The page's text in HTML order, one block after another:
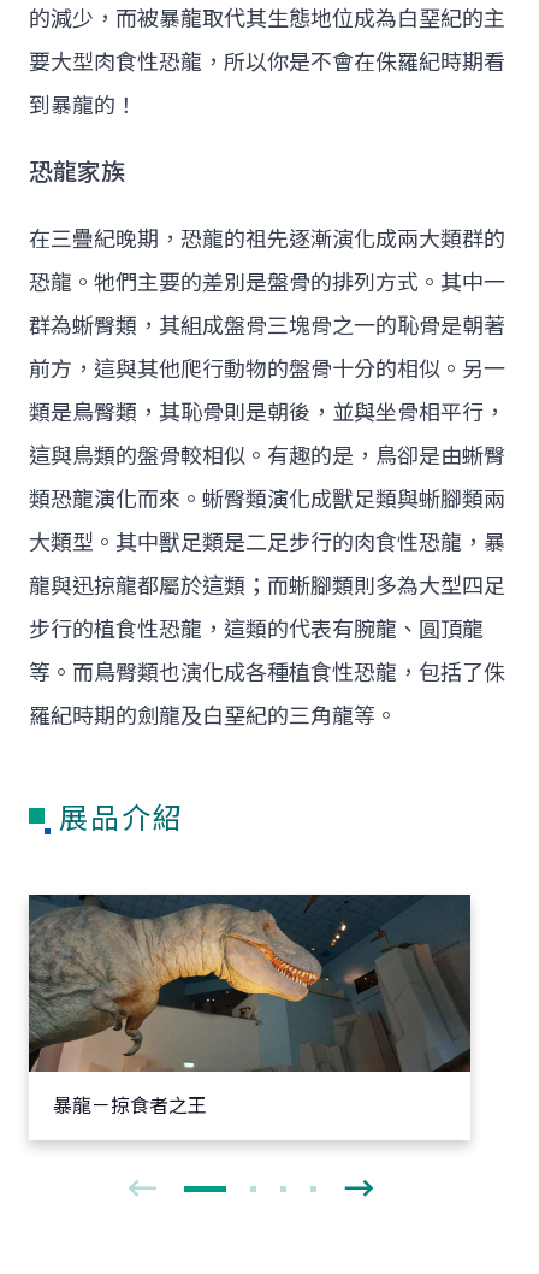
的減少，而被暴龍取代其生態地位成為白堊紀的主
要大型肉食性恐龍，所以你是不會在侏羅紀時期看
到暴龍的！
恐龍家族
在三疊紀晚期，恐龍的祖先逐漸演化成兩大類群的
恐龍。牠們主要的差別是盤骨的排列方式。其中一
群為蜥臀類，其組成盤骨三塊骨之一的恥骨是朝著
前方，這與其他爬行動物的盤骨十分的相似。另一
類是鳥臀類，其恥骨則是朝後，並與坐骨相平行，
這與鳥類的盤骨較相似。有趣的是，鳥卻是由蜥臀
類恐龍演化而來。蜥臀類演化成獸足類與蜥腳類兩
大類型。其中獸足類是二足步行的肉食性恐龍，暴
龍與迅掠龍都屬於這類；而蜥腳類則多為大型四足
步行的植食性恐龍，這類的代表有腕龍、圓頂龍
等。而鳥臀類也演化成各種植食性恐龍，包括了侏
羅紀時期的劍龍及白堊紀的三角龍等。
展品介紹
暴龍－掠食者之王